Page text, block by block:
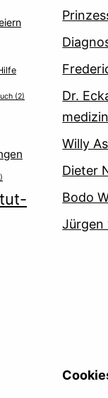
(2)
tut-
Dr.
Willy
Dieter
Bodo
Jürgen